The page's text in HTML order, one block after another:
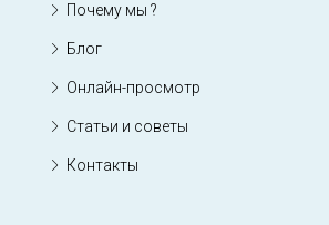
Почему мы ?
Блог
Онлайн-просмотр
Статьи и советы
Контакты